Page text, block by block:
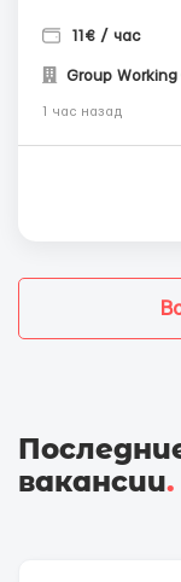
11€ / час
Group Working
1 час назад
вакансии.